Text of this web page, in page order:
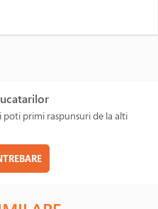
primi raspunsuri de la alti